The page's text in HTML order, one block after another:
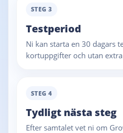
STEG 3
Testperiod
Ni kan starta en 30 dagars
kortuppgifter och utan
STEG 4
Tydligt nästa steg
Efter samtalet vet ni om